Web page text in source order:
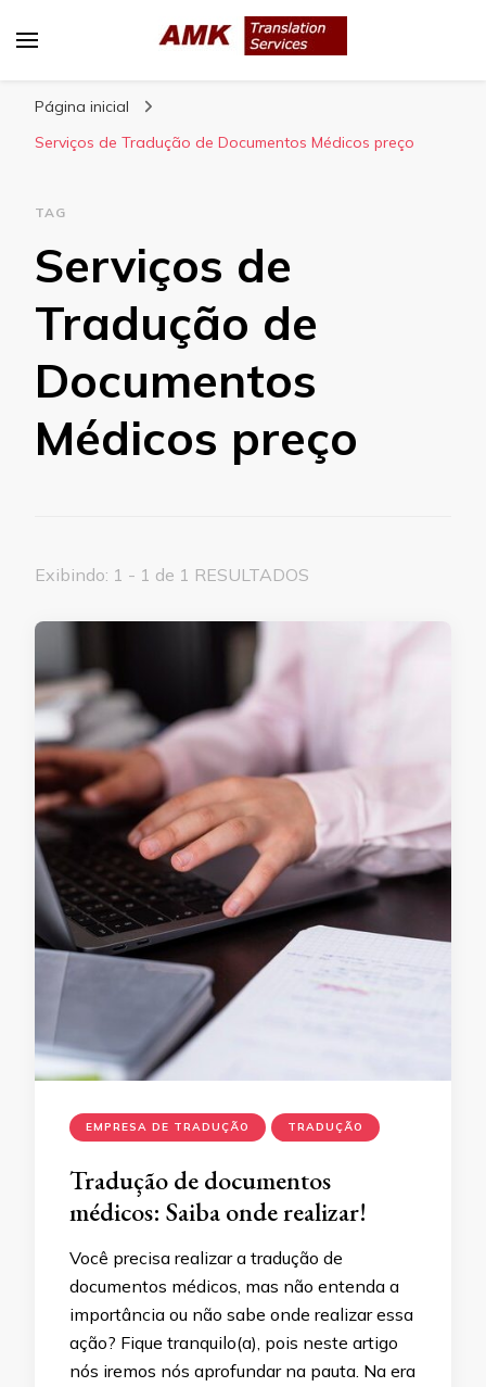
livre, tradução técnica, interpretação
consecutiva, interpretação simultânea, etc.
Página inicial
Serviços de Tradução de Documentos Médicos preço
TAG
Serviços de
Tradução de
Documentos
Médicos preço
Exibindo: 1 - 1 de 1 RESULTADOS
EMPRESA DE TRADUÇÃO TRADUÇÃO
Tradução de documentos
médicos: Saiba onde realizar!
Você precisa realizar a tradução de
documentos médicos, mas não entenda a
importância ou não sabe onde realizar essa
ação? Fique tranquilo(a), pois neste artigo
nós iremos nós aprofundar na pauta. Na era